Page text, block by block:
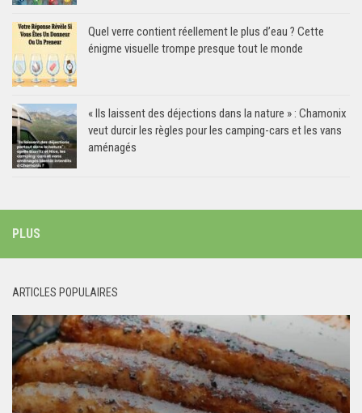
Quel verre contient réellement le plus d’eau ? Cette
énigme visuelle trompe presque tout le monde
« Ils laissent des déjections dans la nature » : Chamonix
veut durcir les règles pour les camping-cars et les vans
aménagés
PLUS
ARTICLES POPULAIRES